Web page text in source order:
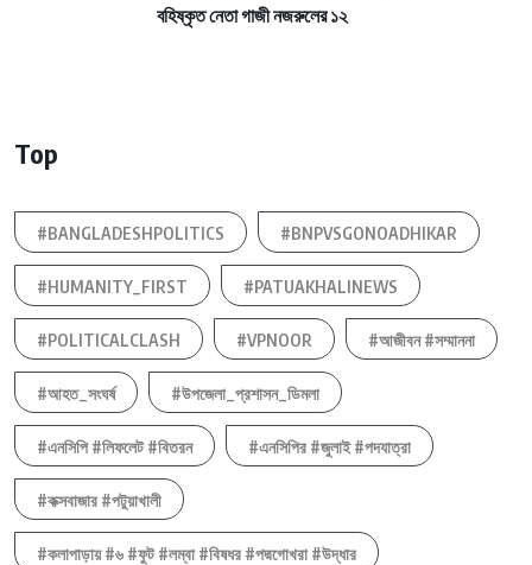
বহিষ্কৃত নেতা গাজী নজরুলের ১২
Top
#BANGLADESHPOLITICS #BNPVSGONOADHIKAR
#HUMANITY_FIRST #PATUAKHALINEWS
#POLITICALCLASH #VPNOOR #আজীবন #সম্মাননা
#আহত_সংঘর্ষ #উপজেলা_প্রশাসন_ডিমলা
#এনসিপি #লিফলেট #বিতরন #এনসিপির #জুলাই #পদযাত্রা
#কক্সবাজার #পটুয়াখালী
#কলাপাড়ায় #৬ #ফুট #লম্বা #বিষধর #পদ্মগোখরা #উদ্ধার